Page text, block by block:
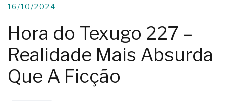
16/10/2024
Hora do Texugo 227 –
Realidade Mais Absurda
Que A Ficção